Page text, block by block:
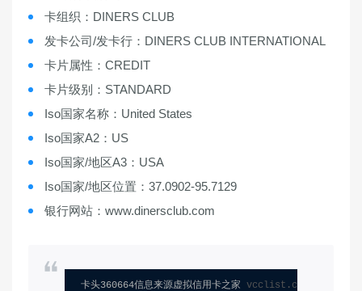
卡组织：DINERS CLUB
发卡公司/发卡行：DINERS CLUB INTERNATIONAL
卡片属性：CREDIT
卡片级别：STANDARD
Iso国家名称：United States
Iso国家A2：US
Iso国家/地区A3：USA
Iso国家/地区位置：37.0902-95.7129
银行网站：www.dinersclub.com
卡头360664信息来源虚拟信用卡之家 vcclist.com